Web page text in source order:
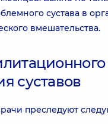
сустава в
вмешательства.
суставов
преследуют